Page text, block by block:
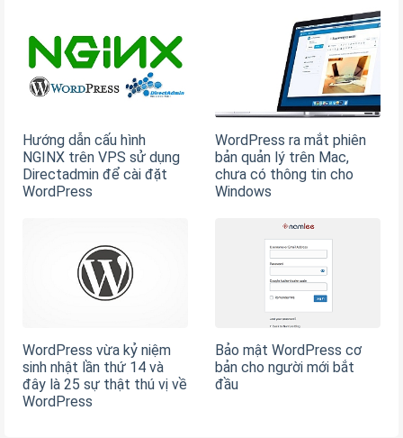
Hướng dẫn cấu hình
NGINX trên VPS sử dụng
Directadmin để cài đặt
WordPress
WordPress ra mắt phiên
bản quản lý trên Mac,
chưa có thông tin cho
Windows
WordPress vừa kỷ niệm
sinh nhật lần thứ 14 và
đây là 25 sự thật thú vị về
WordPress
Bảo mật WordPress cơ
bản cho người mới bắt
đầu